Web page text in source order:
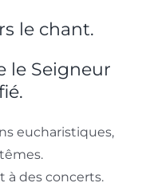
le chant.
le Seigneur
eucharistiques,
à des concerts.